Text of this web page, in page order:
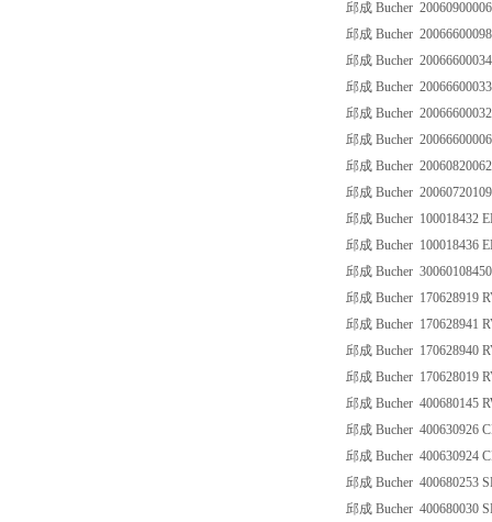
邱成 Bucher
邱成 Bucher
邱成 Bucher
邱成 Bucher
邱成 Bucher
邱成 Bucher
邱成 Bucher
邱成 Bucher
邱成 Bucher 100018432
邱成 Bucher 100018436
邱成 Bucher
邱成 Bucher 170628919
邱成 Bucher 170628941
邱成 Bucher 170628940
邱成 Bucher 170628019
邱成 Bucher 400680145
邱成 Bucher 400630926
邱成 Bucher 400630924
邱成 Bucher 400680253
邱成 Bucher 400680030